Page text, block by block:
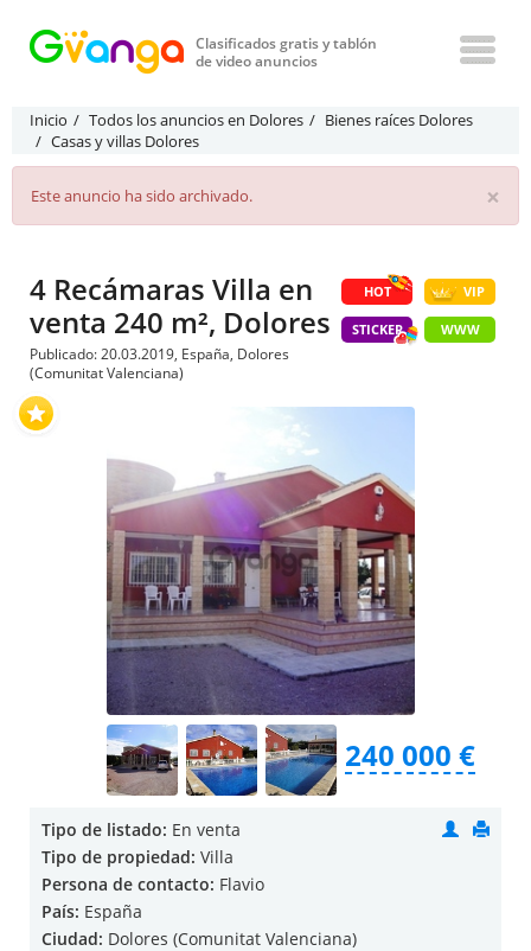
Clasificados gratis y tablón
de video anuncios
Inicio Todos los anuncios en Dolores
Bienes raíces Dolores
Casas y villas Dolores
×
Este anuncio ha sido archivado.
HOT VIP
STICKER WWW
4 Recámaras Villa en
venta 240 m², Dolores
Publicado: 20.03.2019, España, Dolores
(Comunitat Valenciana)
240 000 €
Tipo de listado: En venta
Tipo de propiedad: Villa
Persona de contacto: Flavio
País: España
Ciudad: Dolores (Comunitat Valenciana)